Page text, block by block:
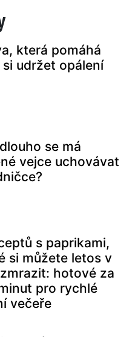
která pomáhá
si udržet opálení
se má
vejce uchovávat
s paprikami,
si můžete letos v
hotové za
pro rychlé
večeře